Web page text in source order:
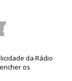
da Rádio
os